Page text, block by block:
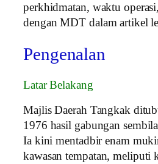
perkhidmatan, waktu
dengan MDT dalam artikel
Pengenalan
Latar Belakang
Majlis Daerah Tangkak
1976 hasil gabungan
Ia kini mentadbir enam
kawasan tempatan, meliputi